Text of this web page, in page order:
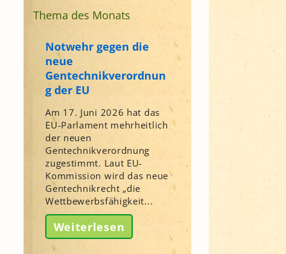
Thema des Monats
Notwehr gegen die
neue
Gentechnikverordnun
g der EU
Am 17. Juni 2026 hat das
EU-Parlament mehrheitlich
der neuen
Gentechnikverordnung
zugestimmt. Laut EU-
Kommission wird das neue
Gentechnikrecht „die
Wettbewerbsfähigkeit...
Weiterlesen